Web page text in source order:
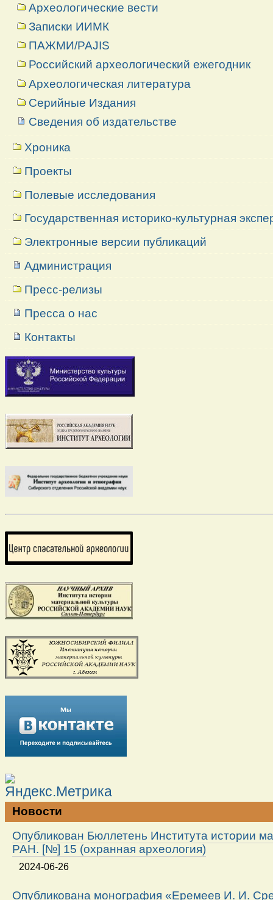
Археологические вести
Записки ИИМК
ПАЖМИ/PAJIS
Российский археологический ежегодник
Археологическая литература
Серийные Издания
Сведения об издательстве
Хроника
Проекты
Полевые исследования
Государственная историко-культурная
Электронные версии публикаций
Администрация
Пресс-релизы
Пресса о нас
Контакты
Новости
Опубликован Бюллетень Института истории
РАН. [№] 15 (охранная археология)
2024-06-26
Опубликована монография «Еремеев И. И.